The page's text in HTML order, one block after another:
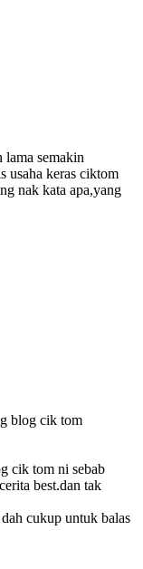
lama semakin
usaha keras ciktom
nak kata apa,yang
blog cik tom
cik tom ni sebab
best.dan tak
cukup untuk balas